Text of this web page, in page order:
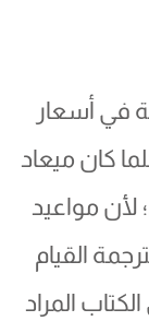
في أسعار
كان ميعاد
مواعيد
القيام
المراد